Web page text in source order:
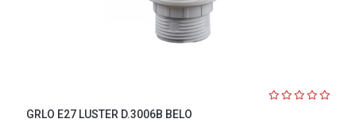
GRLO E27 LUSTER D.3006B BELO